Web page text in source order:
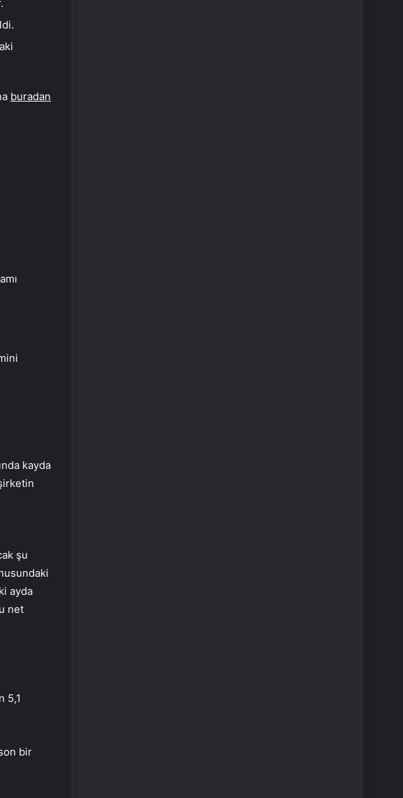
buradan
kayda
şu
ayda
net
5,1
bir